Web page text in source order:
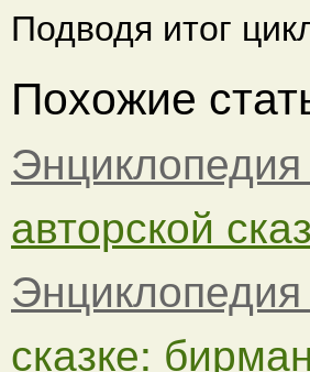
Подводя итог
Похожие
авторской
сказке: